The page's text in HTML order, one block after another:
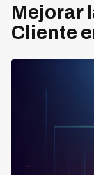
Mejorar
Cliente